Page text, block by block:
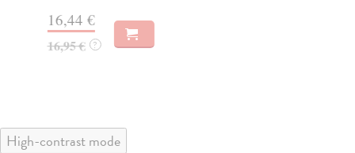
16,44 €
16,95 € ?
High-contrast mode